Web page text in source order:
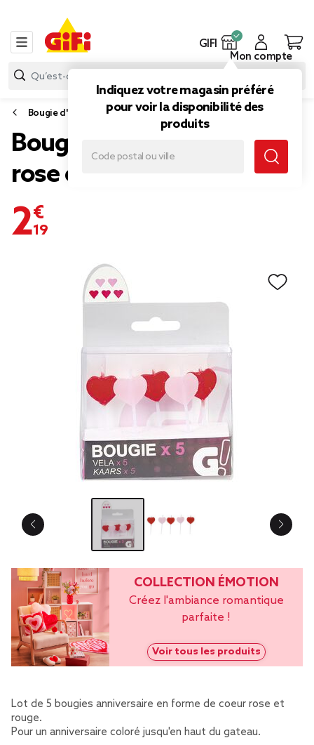
GIFI
Indiquez votre magasin préféré
pour voir la disponibilité des
produits
Mon compte
Bougie d'anniversaire
Bougie anniversaire coeur
rose et rouge x5
2,19 €
COLLECTION ÉMOTION
Créez l'ambiance romantique
parfaite !
Voir tous les produits
Lot de 5 bougies anniversaire en forme de coeur rose et
rouge.
Pour un anniversaire coloré jusqu'en haut du gateau.